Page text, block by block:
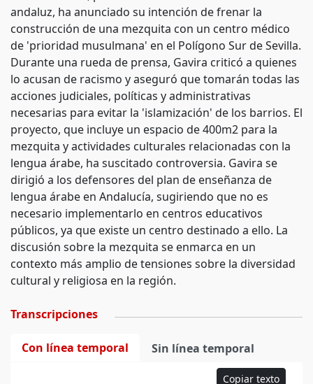
andaluz, ha anunciado su intención de frenar la
construcción de una mezquita con un centro médico
de 'prioridad musulmana' en el Polígono Sur de Sevilla.
Durante una rueda de prensa, Gavira criticó a quienes
lo acusan de racismo y aseguró que tomarán todas las
acciones judiciales, políticas y administrativas
necesarias para evitar la 'islamización' de los barrios. El
proyecto, que incluye un espacio de 400m2 para la
mezquita y actividades culturales relacionadas con la
lengua árabe, ha suscitado controversia. Gavira se
dirigió a los defensores del plan de enseñanza de
lengua árabe en Andalucía, sugiriendo que no es
necesario implementarlo en centros educativos
públicos, ya que existe un centro destinado a ello. La
discusión sobre la mezquita se enmarca en un
contexto más amplio de tensiones sobre la diversidad
cultural y religiosa en la región.
Transcripciones
Con línea temporal Sin línea temporal
Copiar texto